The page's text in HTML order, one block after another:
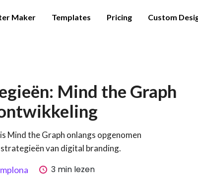
Maker Templates Pricing Custom
Mind the Graph
Mind the Graph onlangs opgenomen
van digital branding.
3 min lezen